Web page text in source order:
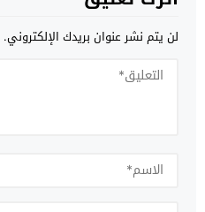
لن يتم نشر عنوان بريدك الإلكتروني.